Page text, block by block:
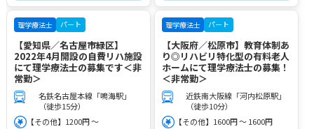
理学療法士 パート
【愛知県／名古屋市緑区】
2022年4月開設の自費リハ施設
にて理学療法士の募集です＜非
常勤＞
名鉄名古屋本線「鳴海駅」
（徒歩15分）
【その他】1200円 ～
理学療法士 パート
【大阪府／松原市】教育体制あ
り◎リハビリ特化型の有料老人
ホームにて理学療法士の募集！
＜非常勤＞
近鉄南大阪線「河内松原駅」
（徒歩10分）
【その他】1600円 ～ 1600円